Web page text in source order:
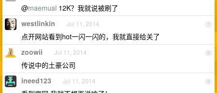
@maemual 12K？我就说被刷了
7
westlinkin Jul 11, 2014
点开网站看到hot一闪一闪的，我就直接给关了
8
zoowii Jul 11, 2014
传说中的土豪公司
9
ineed123 Jul 11, 2014